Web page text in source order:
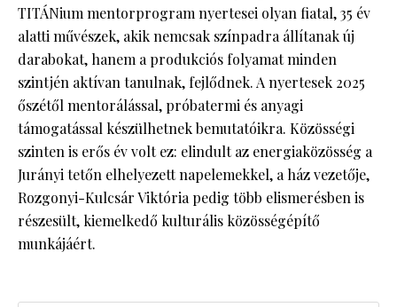
TITÁNium mentorprogram nyertesei olyan fiatal, 35 év
alatti művészek, akik nemcsak színpadra állítanak új
darabokat, hanem a produkciós folyamat minden
szintjén aktívan tanulnak, fejlődnek. A nyertesek 2025
őszétől mentorálással, próbatermi és anyagi
támogatással készülhetnek bemutatóikra. Közösségi
szinten is erős év volt ez: elindult az energiaközösség a
Jurányi tetőn elhelyezett napelemekkel, a ház vezetője,
Rozgonyi-Kulcsár Viktória pedig több elismerésben is
részesült, kiemelkedő kulturális közösségépítő
munkájáért.